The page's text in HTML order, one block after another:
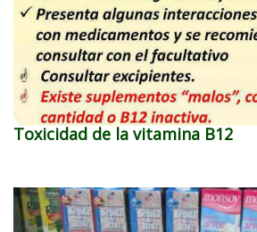
Toxicidad de la vitamina B12